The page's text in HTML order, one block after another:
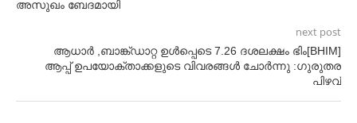
അസുഖം ബേദമായി
next post
ആധാർ ,ബാങ്ക്ഡാറ്റ ഉൾപ്പെടെ 7.26 ദശലക്ഷം ഭിം[BHIM]
ആപ്പ് ഉപയോക്താക്കളുടെ വിവരങ്ങൾ ചോർന്നു :ഗുരുതര
പിഴവ്